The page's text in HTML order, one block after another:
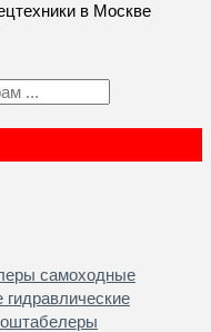
в Москве
самоходные
гидравлические